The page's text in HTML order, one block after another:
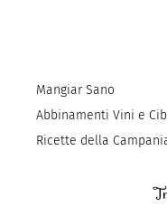
Mangiar Sano
Abbinamenti Vini e
Ricette della